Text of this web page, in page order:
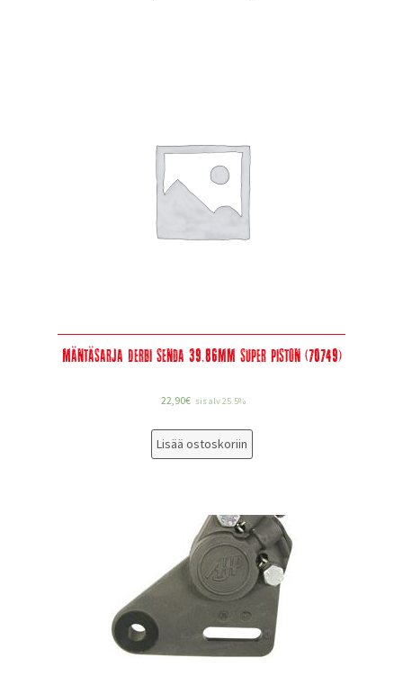
Mäntäsarja Derbi Senda 39.86mm Super Piston (70749)
22,90€ sis alv 25.5%
Lisää ostoskoriin